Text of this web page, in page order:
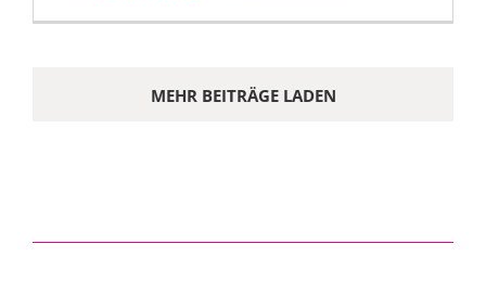
MEHR BEITRÄGE LADEN